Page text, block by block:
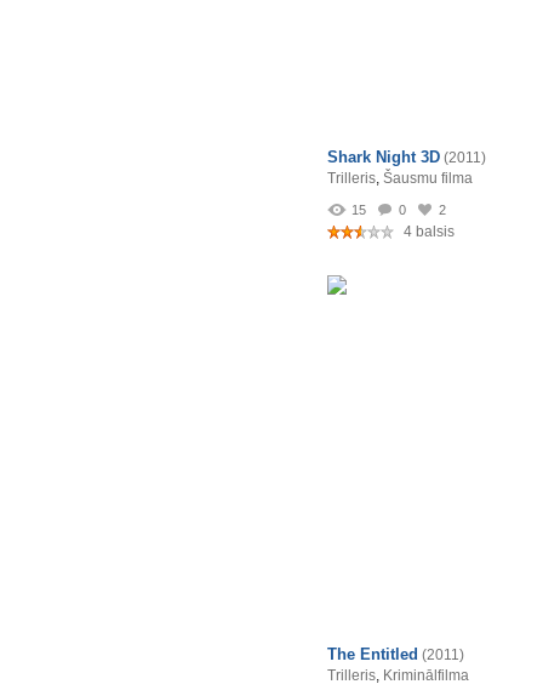
Shark Night 3D (2011)
Trilleris, Šausmu filma
15 0 2
4 balsis
The Entitled (2011)
Trilleris, Kriminālfilma